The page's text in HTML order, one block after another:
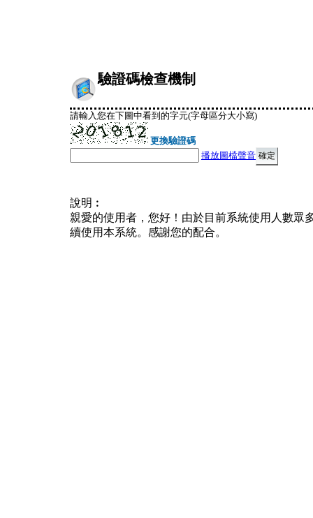
驗證碼檢查機制
請輸入您在下圖中看到的字元(字母區分大小寫)
更換驗證碼
播放圖檔聲音
說明︰
親愛的使用者，您好！由於目前系統使用人數眾
續使用本系統。感謝您的配合。